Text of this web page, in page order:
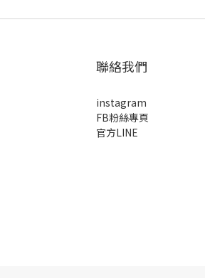
聯絡我們
instagram
FB粉絲專頁
官方LINE